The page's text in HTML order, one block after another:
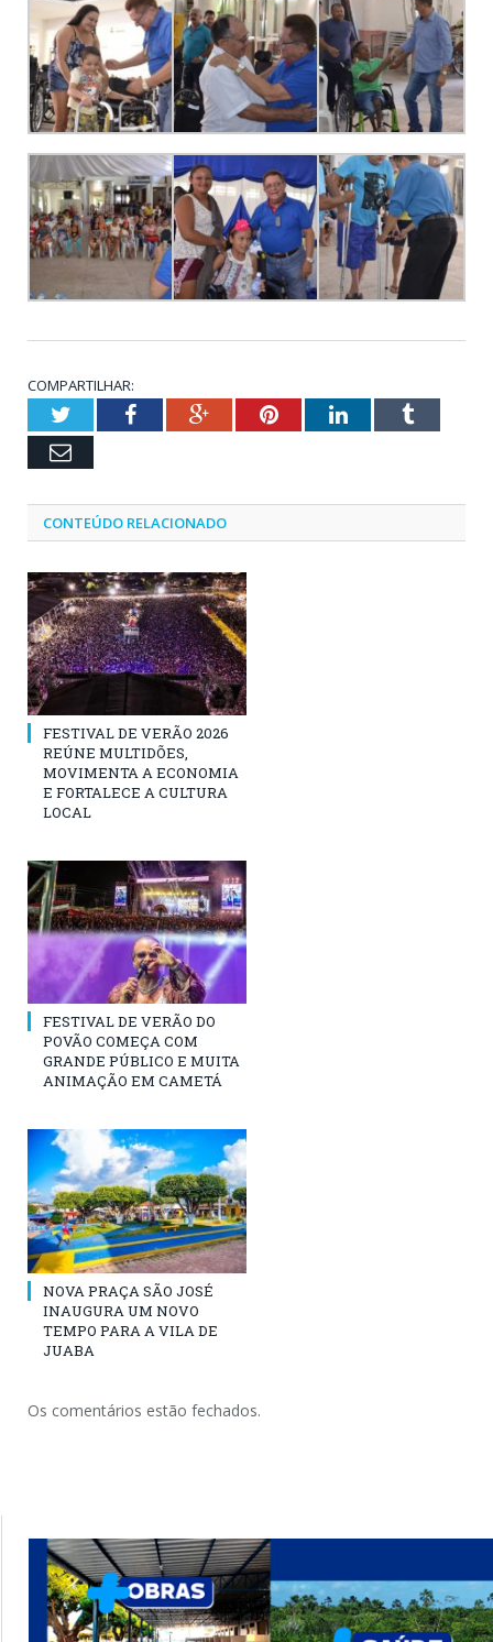
COMPARTILHAR:
TwitterFacebookGoogle+PinterestLinkedInTumblr
Email
CONTEÚDO RELACIONADO
FESTIVAL DE VERÃO 2026
REÚNE MULTIDÕES,
MOVIMENTA A ECONOMIA
E FORTALECE A CULTURA
LOCAL
FESTIVAL DE VERÃO DO
POVÃO COMEÇA COM
GRANDE PÚBLICO E MUITA
ANIMAÇÃO EM CAMETÁ
NOVA PRAÇA SÃO JOSÉ
INAUGURA UM NOVO
TEMPO PARA A VILA DE
JUABA
Os comentários estão fechados.